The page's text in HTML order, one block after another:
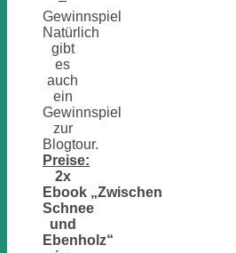
Gewinnspiel
Natürlich
gibt
es
auch
ein
Gewinnspiel
zur
Blogtour.
Preise:
2x
Ebook „Zwischen
Schnee
und
Ebenholz“